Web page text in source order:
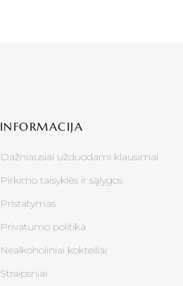
INFORMACIJA
Dažniausiai užduodami klausimai
Pirkimo taisyklės ir sąlygos
Pristatymas
Privatumo politika
Nealkoholiniai kokteiliai
Straipsniai